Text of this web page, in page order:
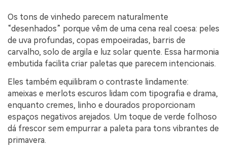
Os tons de vinhedo parecem naturalmente
“desenhados” porque vêm de uma cena real coesa: peles
de uva profundas, copas empoeiradas, barris de
carvalho, solo de argila e luz solar quente. Essa harmonia
embutida facilita criar paletas que parecem intencionais.
Eles também equilibram o contraste lindamente:
ameixas e merlots escuros lidam com tipografia e drama,
enquanto cremes, linho e dourados proporcionam
espaços negativos arejados. Um toque de verde folhoso
dá frescor sem empurrar a paleta para tons vibrantes de
primavera.